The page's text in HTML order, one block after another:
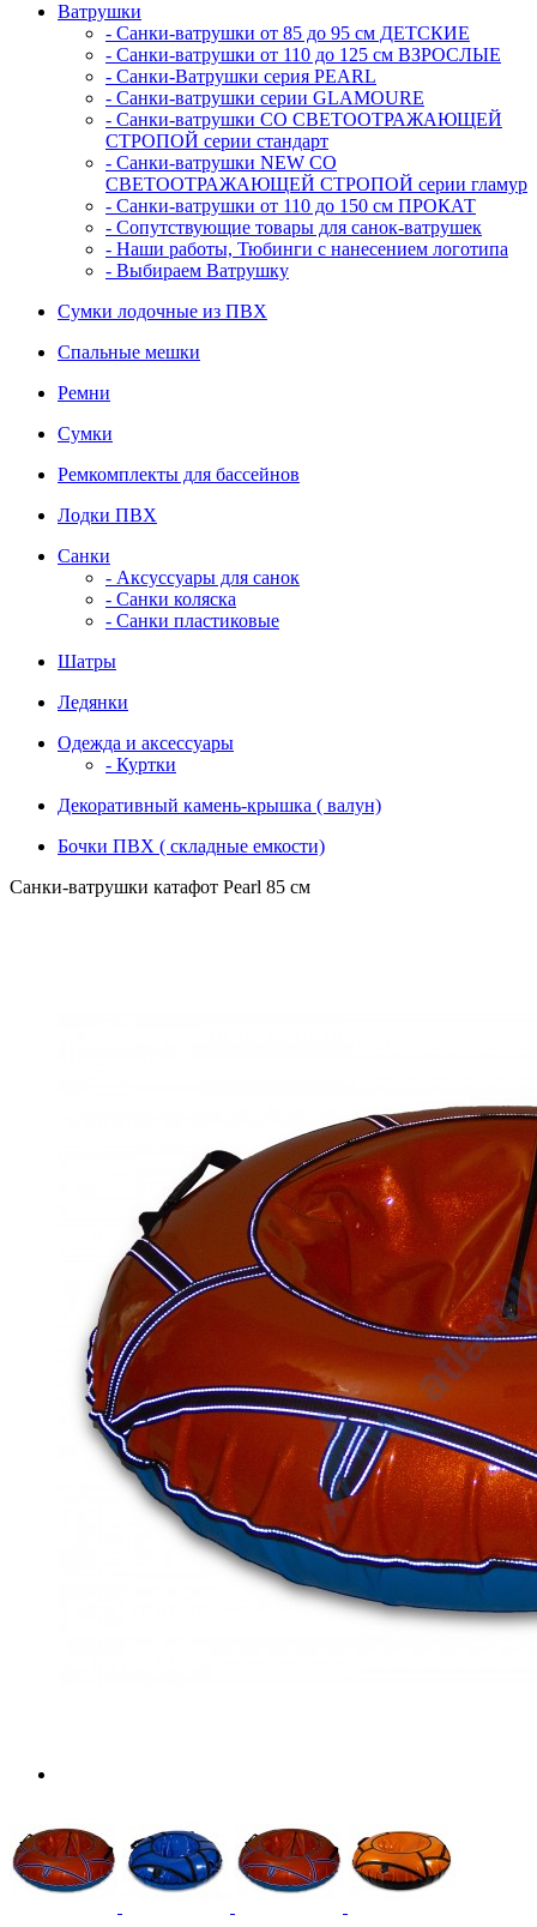
Ватрушки
- Санки-ватрушки от 85 до 95 см ДЕТСКИЕ
- Санки-ватрушки от 110 до 125 см ВЗРОСЛЫЕ
- Санки-Ватрушки серия PEARL
- Санки-ватрушки серии GLAMOURE
- Санки-ватрушки СО СВЕТООТРАЖАЮЩЕЙ
СТРОПОЙ серии стандарт
- Санки-ватрушки NEW СО
СВЕТООТРАЖАЮЩЕЙ СТРОПОЙ серии гламур
- Санки-ватрушки от 110 до 150 см ПРОКАТ
- Сопутствующие товары для санок-ватрушек
- Наши работы, Тюбинги с нанесением логотипа
- Выбираем Ватрушку
Сумки лодочные из ПВХ
Спальные мешки
Ремни
Сумки
Ремкомплекты для бассейнов
Лодки ПВХ
Санки
- Аксуссуары для санок
- Санки коляска
- Санки пластиковые
Шатры
Ледянки
Одежда и аксессуары
- Куртки
Декоративный камень-крышка ( валун)
Бочки ПВХ ( складные емкости)
Санки-ватрушки катафот Pearl 85 см